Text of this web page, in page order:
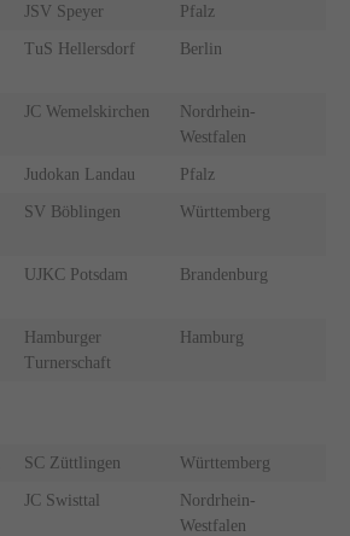
JSV Speyer Pfalz
TuS Hellersdorf Berlin
JC Wemelskirchen
Nordrhein-
Westfalen
Judokan Landau Pfalz
SV Böblingen Württemberg
UJKC Potsdam Brandenburg
Hamburger
Turnerschaft
Hamburg
SC Züttlingen Württemberg
JC Swisttal
Nordrhein-
Westfalen